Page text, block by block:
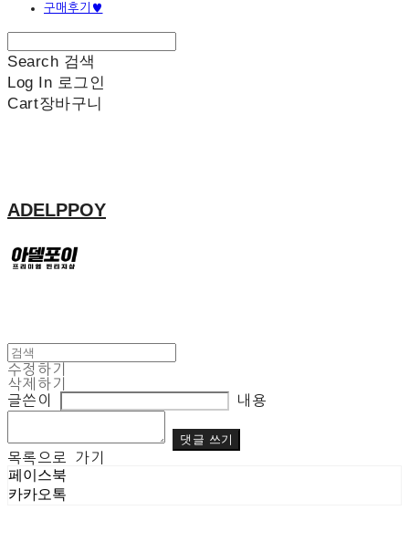
구매후기♥
Search 검색
Log In 로그인
Cart장바구니
ADELPPOY
수정하기
삭제하기
글쓴이
내용
댓글 쓰기
목록으로 가기
페이스북
카카오톡